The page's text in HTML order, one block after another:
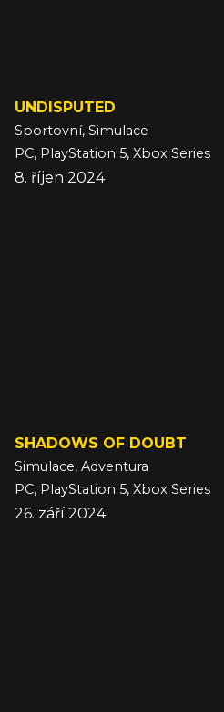
UNDISPUTED
Sportovní, Simulace
PC, PlayStation 5, Xbox Series
8. říjen 2024
SHADOWS OF DOUBT
Simulace, Adventura
PC, PlayStation 5, Xbox Series
26. září 2024